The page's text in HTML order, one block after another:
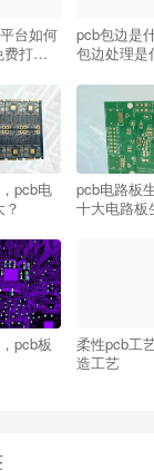
台如何
费打
pcb包边是
包边处理是
pcb电
pcb电路板
十大电路板
pcb板
柔性pcb工
造工艺